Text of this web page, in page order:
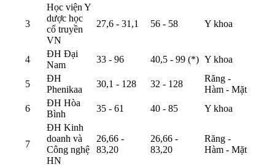
3
Học viện Y
dược học
cổ truyền
VN
27,6 - 31,1 56 - 58 Y khoa
4
ĐH Đại
Nam
33 - 96 40,5 - 99 (*) Y khoa
5
ĐH
Phenikaa
30,1 - 128 32 - 128
Răng -
Hàm - Mặt
6
ĐH Hòa
Bình
35 - 61 40 - 85 Y khoa
7
ĐH Kinh
doanh và
Công nghệ
HN
26,66 -
83,20
26,66 -
83,20
Răng -
Hàm - Mặt